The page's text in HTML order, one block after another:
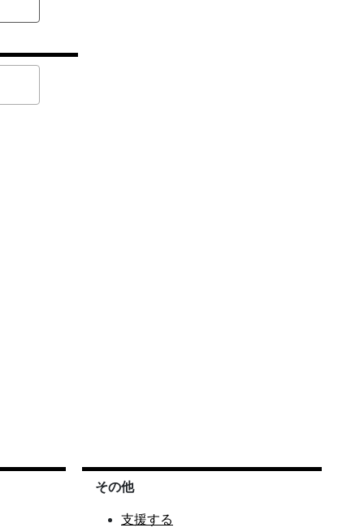
その他
支援する